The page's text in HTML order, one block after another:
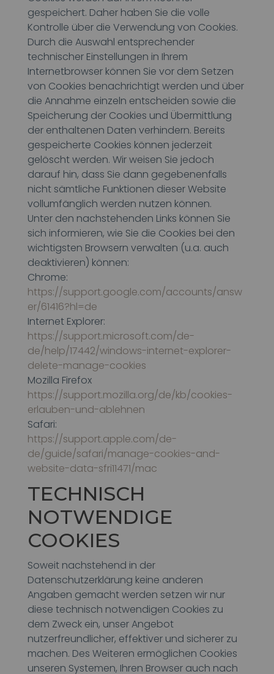
gespeichert. Daher haben Sie die volle
Kontrolle über die Verwendung von Cookies.
Durch die Auswahl entsprechender
technischer Einstellungen in Ihrem
Internetbrowser können Sie vor dem Setzen
von Cookies benachrichtigt werden und über
die Annahme einzeln entscheiden sowie die
Speicherung der Cookies und Übermittlung
der enthaltenen Daten verhindern. Bereits
gespeicherte Cookies können jederzeit
gelöscht werden. Wir weisen Sie jedoch
darauf hin, dass Sie dann gegebenenfalls
nicht sämtliche Funktionen dieser Website
vollumfänglich werden nutzen können.
Unter den nachstehenden Links können Sie
sich informieren, wie Sie die Cookies bei den
wichtigsten Browsern verwalten (u.a. auch
deaktivieren) können:
Chrome:
https://support.google.com/accounts/answ
er/61416?hl=de
Internet Explorer:
https://support.microsoft.com/de-
de/help/17442/windows-internet-explorer-
delete-manage-cookies
Mozilla Firefox
https://support.mozilla.org/de/kb/cookies-
erlauben-und-ablehnen
Safari:
https://support.apple.com/de-
de/guide/safari/manage-cookies-and-
website-data-sfri11471/mac
TECHNISCH
NOTWENDIGE
COOKIES
Soweit nachstehend in der
Datenschutzerklärung keine anderen
Angaben gemacht werden setzen wir nur
diese technisch notwendigen Cookies zu
dem Zweck ein, unser Angebot
nutzerfreundlicher, effektiver und sicherer zu
machen. Des Weiteren ermöglichen Cookies
unseren Systemen, Ihren Browser auch nach